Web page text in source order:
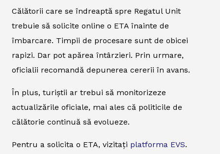
Călătorii care se îndreaptă spre Regatul Unit
trebuie să solicite online o ETA înainte de
îmbarcare. Timpii de procesare sunt de obicei
rapizi. Dar pot apărea întârzieri. Prin urmare,
oficialii recomandă depunerea cererii în avans.
În plus, turiștii ar trebui să monitorizeze
actualizările oficiale, mai ales că politicile de
călătorie continuă să evolueze.
Pentru a solicita o ETA, vizitați platforma EVS.